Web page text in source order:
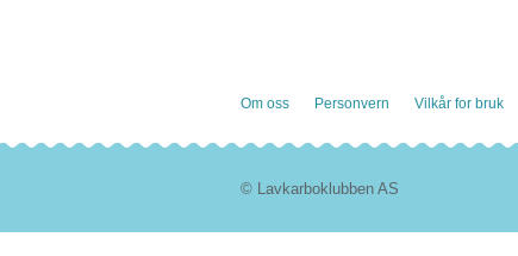
Om oss Personvern Vilkår for bruk
© Lavkarboklubben AS